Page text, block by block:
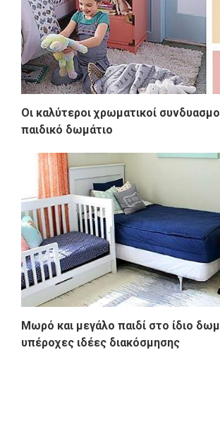
Οι καλύτεροι χρωματικοί
παιδικό δωμάτιο
Μωρό και μεγάλο παιδί στο ίδιο
υπέροχες ιδέες διακόσμησης